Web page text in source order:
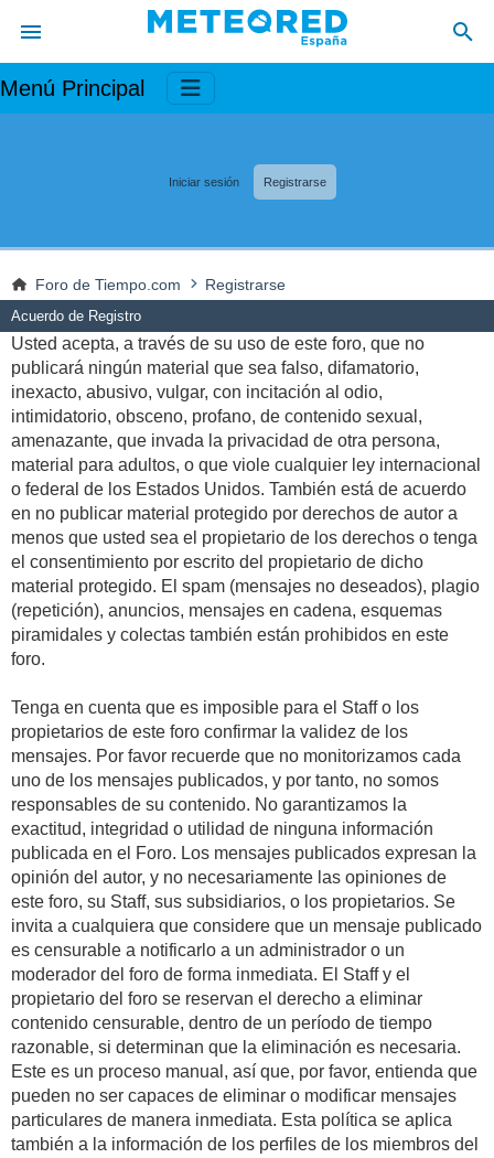
Menú Principal
Iniciar sesión Registrarse
Foro de Tiempo.com Registrarse
Acuerdo de Registro
Usted acepta, a través de su uso de este foro, que no
publicará ningún material que sea falso, difamatorio,
inexacto, abusivo, vulgar, con incitación al odio,
intimidatorio, obsceno, profano, de contenido sexual,
amenazante, que invada la privacidad de otra persona,
material para adultos, o que viole cualquier ley internacional
o federal de los Estados Unidos. También está de acuerdo
en no publicar material protegido por derechos de autor a
menos que usted sea el propietario de los derechos o tenga
el consentimiento por escrito del propietario de dicho
material protegido. El spam (mensajes no deseados), plagio
(repetición), anuncios, mensajes en cadena, esquemas
piramidales y colectas también están prohibidos en este
foro.
Tenga en cuenta que es imposible para el Staff o los
propietarios de este foro confirmar la validez de los
mensajes. Por favor recuerde que no monitorizamos cada
uno de los mensajes publicados, y por tanto, no somos
responsables de su contenido. No garantizamos la
exactitud, integridad o utilidad de ninguna información
publicada en el Foro. Los mensajes publicados expresan la
opinión del autor, y no necesariamente las opiniones de
este foro, su Staff, sus subsidiarios, o los propietarios. Se
invita a cualquiera que considere que un mensaje publicado
es censurable a notificarlo a un administrador o un
moderador del foro de forma inmediata. El Staff y el
propietario del foro se reservan el derecho a eliminar
contenido censurable, dentro de un período de tiempo
razonable, si determinan que la eliminación es necesaria.
Este es un proceso manual, así que, por favor, entienda que
pueden no ser capaces de eliminar o modificar mensajes
particulares de manera inmediata. Esta política se aplica
también a la información de los perfiles de los miembros del